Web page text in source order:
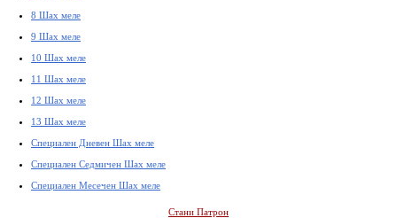
8 Шах меле
9 Шах меле
10 Шах меле
11 Шах меле
12 Шах меле
13 Шах меле
Специален Дневен Шах меле
Специален Седмичен Шах меле
Специален Месечен Шах меле
Стани Патрон